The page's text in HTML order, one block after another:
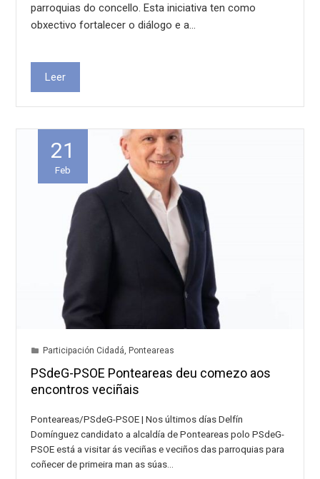
parroquias do concello. Esta iniciativa ten como
obxectivo fortalecer o diálogo e a…
Leer
21
Feb
Participación Cidadá, Ponteareas
PSdeG-PSOE Ponteareas deu comezo aos
encontros veciñais
Ponteareas/PSdeG-PSOE | Nos últimos días Delfín
Domínguez candidato a alcaldía de Ponteareas polo PSdeG-
PSOE está a visitar ás veciñas e veciños das parroquias para
coñecer de primeira man as súas…